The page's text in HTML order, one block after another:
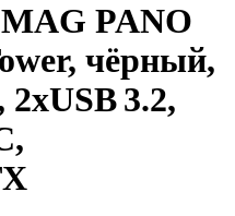
PANO
чёрный,
3.2,